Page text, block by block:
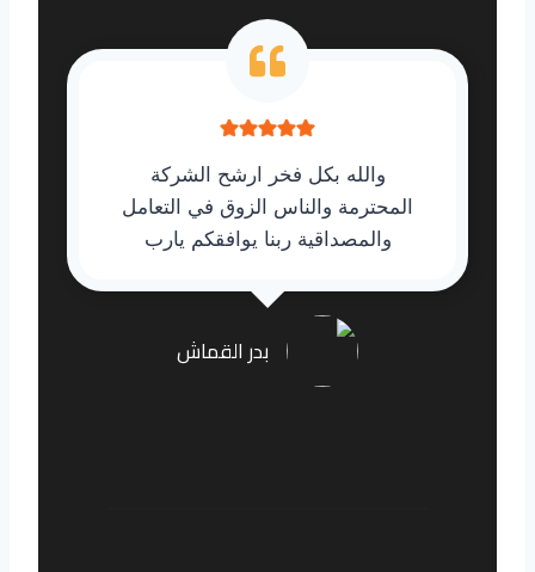
والله بكل فخر ارشح الشركة
المحترمة والناس الزوق في التعامل
والمصداقية ربنا يوافقكم يارب
بدر القماش